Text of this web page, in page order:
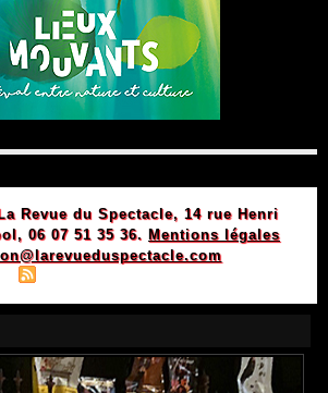
Revue du Spectacle, 14 rue Henri
06 07 51 35 36. Mentions légales